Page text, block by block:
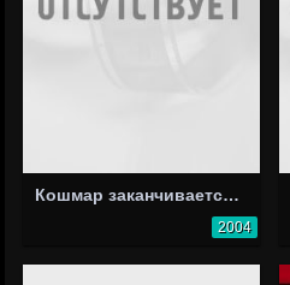
Кошмар заканчивается на Хэллоуин
2004